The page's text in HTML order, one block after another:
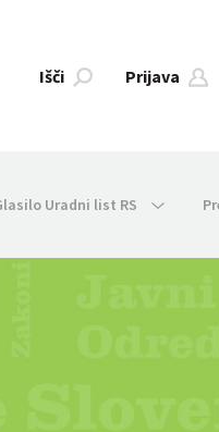
Išči Prijava
Uradni list RS